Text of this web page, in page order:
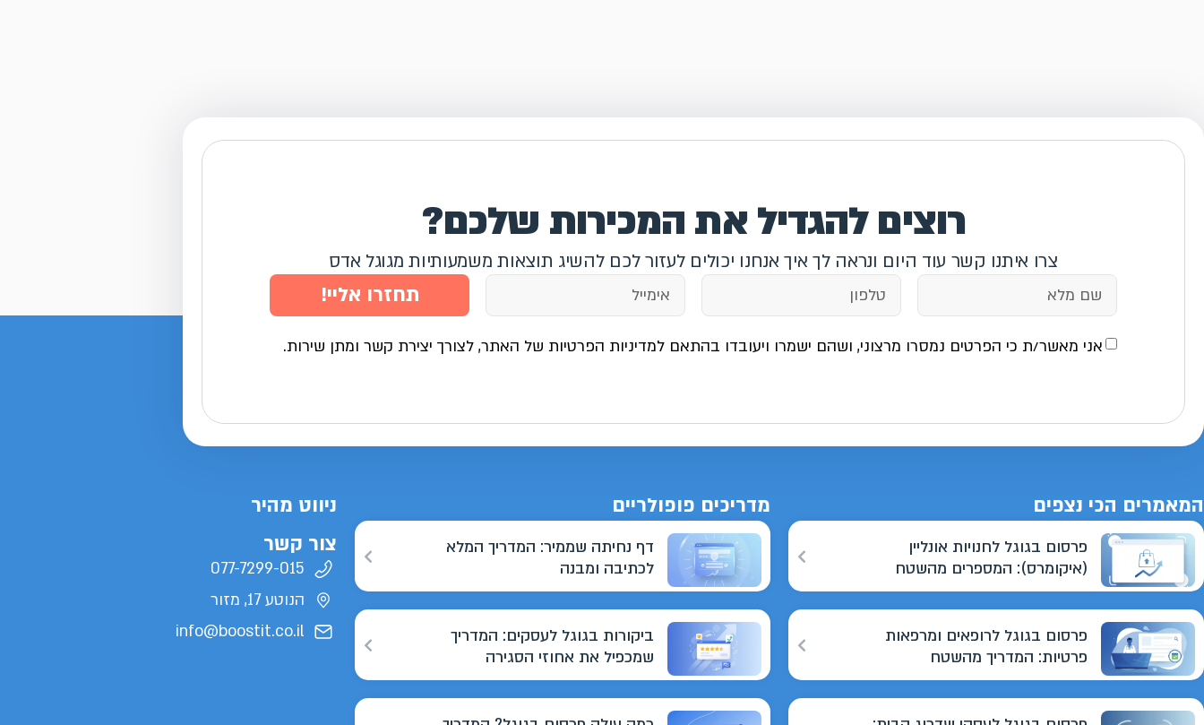
רוצים להגדיל את המכירות שלכם?
צרו איתנו קשר עוד היום ונראה לך איך אנחנו יכולים לעזור לכם להשיג תוצאות משמעותיות מגוגל אדס
אני מאשר/ת כי הפרטים נמסרו מרצוני, ושהם ישמרו ויעובדו בהתאם למדיניות הפרטיות של האתר, לצורך יצירת קשר ומתן שירות.
תחזרו אליי!
המאמרים הכי נצפים
פרסום בגוגל לחנויות אונליין
(איקומרס): המספרים מהשטח
פרסום בגוגל לרופאים ומרפאות
פרטיות: המדריך מהשטח
מדריכים פופולריים
דף נחיתה שממיר: המדריך המלא
לכתיבה ומבנה
ביקורות בגוגל לעסקים: המדריך
שמכפיל את אחוזי הסגירה
ניווט מהיר
צור קשר
077-7299-015
הנוטע 17, מזור
info@boostit.co.il